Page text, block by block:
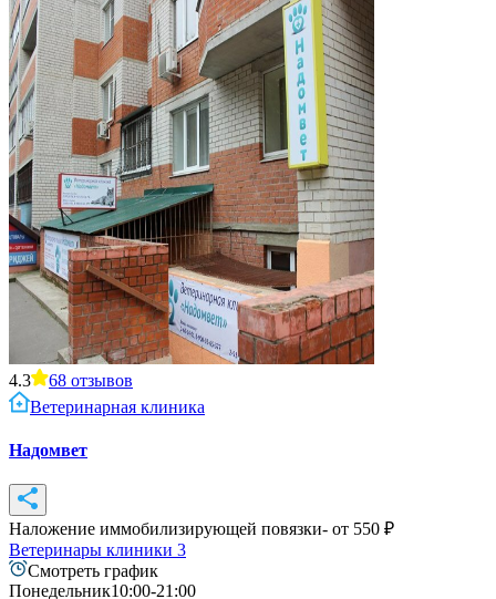
4.3 68 отзывов
Ветеринарная клиника
Надомвет
Наложение иммобилизирующей повязки- от 550 ₽
Ветеринары клиники 3
Смотреть график
Понедельник10:00-21:00